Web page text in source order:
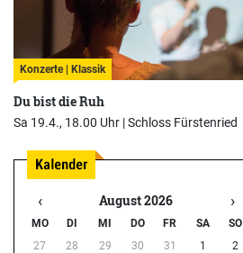
Konzerte | Klassik
Du bist die Ruh
Sa 19.4., 18.00 Uhr |Schloss Fürstenried
‹ August 2026 ›
MO DI MI DO FR SA
SO
27
28 29 30 31 1
2